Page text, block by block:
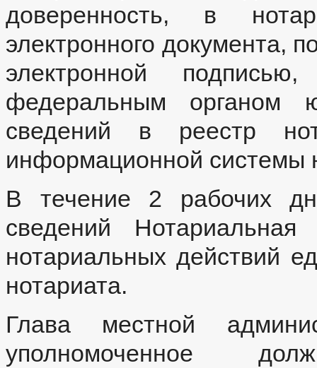
доверенность, в
электронного документа,
электронной
федеральным органом
сведений в реестр
информационной системы
В течение 2 рабочих
сведений
нотариальных действий
нотариата.
Глава местной
уполномоченное